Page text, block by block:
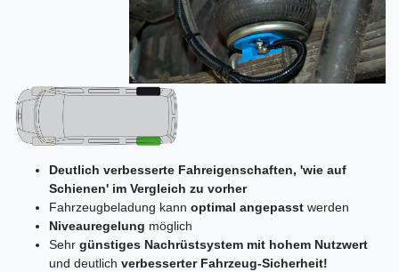
Deutlich verbesserte Fahreigenschaften, 'wie auf
Schienen' im Vergleich zu vorher
Fahrzeugbeladung kann optimal angepasst werden
Niveauregelung möglich
Sehr günstiges Nachrüstsystem mit hohem Nutzwert
und deutlich verbesserter Fahrzeug-Sicherheit!